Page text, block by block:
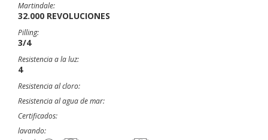
Martindale:
32.000 REVOLUCIONES
Pilling:
3/4
Resistencia a la luz:
4
Resistencia al cloro:
Resistencia al agua de mar:
Certificados:
lavando: